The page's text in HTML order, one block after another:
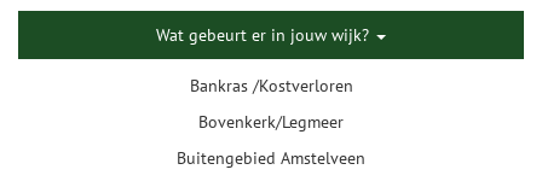
Wat gebeurt er in jouw wijk?
Bankras /Kostverloren
Bovenkerk/Legmeer
Buitengebied Amstelveen